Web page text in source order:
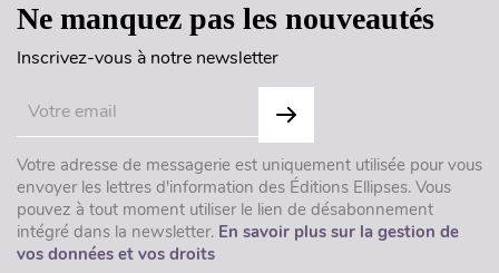
Ne manquez pas les nouveautés
Inscrivez-vous à notre newsletter
Votre adresse de messagerie est uniquement utilisée pour vous
envoyer les lettres d'information des Éditions Ellipses. Vous
pouvez à tout moment utiliser le lien de désabonnement
intégré dans la newsletter. En savoir plus sur la gestion de
vos données et vos droits